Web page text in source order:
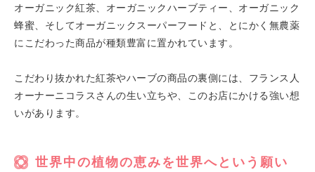
オーガニック紅茶、オーガニックハーブティー、オーガニック
蜂蜜、そしてオーガニックスーパーフードと、とにかく無農薬
にこだわった商品が種類豊富に置かれています。
こだわり抜かれた紅茶やハーブの商品の裏側には、フランス人
オーナーニコラスさんの生い立ちや、このお店にかける強い想
いがあります。
世界中の植物の恵みを世界へという願い